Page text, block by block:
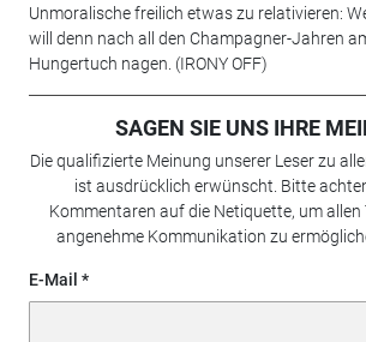
Unmoralische freilich etwas zu relativieren:
will denn nach all den Champagner-Jahren
Hungertuch nagen. (IRONY OFF)
SAGEN SIE UNS IHRE
Die qualifizierte Meinung unserer Leser zu
ist ausdrücklich erwünscht. Bitte
Kommentaren auf die Netiquette, um allen
angenehme Kommunikation zu
E-Mail